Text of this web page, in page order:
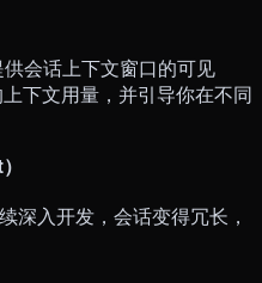
会话上下文窗口的可见
下文用量，并引导你在不同
深入开发，会话变得冗长，